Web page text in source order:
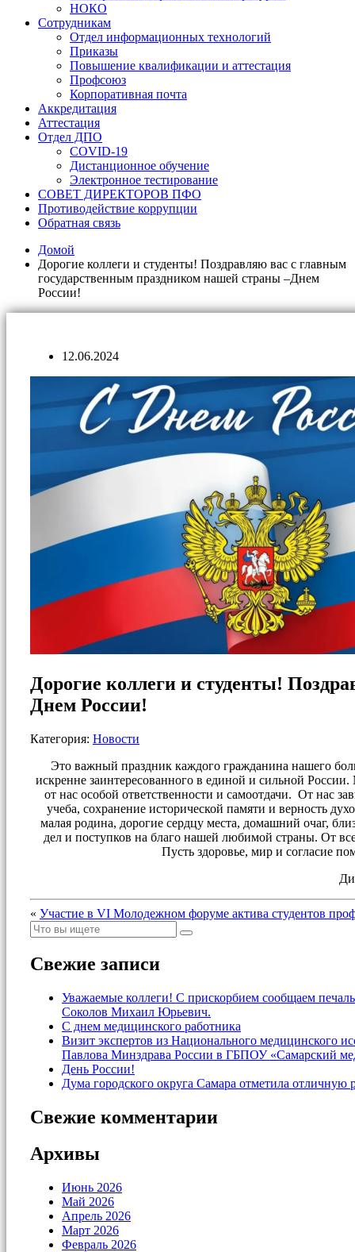
НОКО
Сотрудникам
Отдел информационных технологий
Приказы
Повышение квалификации и аттестация
Профсоюз
Корпоративная почта
Аккредитация
Аттестация
Отдел ДПО
COVID-19
Дистанционное обучение
Электронное тестирование
СОВЕТ ДИРЕКТОРОВ ПФО
Противодействие коррупции
Обратная связь
Домой
Дорогие коллеги и студенты! Поздравляю вас с главным
государственным праздником нашей страны –Днем
России!
12.06.2024
Дорогие коллеги и студенты!
Днем России!
Категория: Новости
Это важный праздник каждого гражданина нашего
искренне заинтересованного в единой и сильной
от нас особой ответственности и самоотдачи. От нас
учеба, сохранение исторической памяти и верность
малая родина, дорогие сердцу места, домашний очаг,
дел и поступков на благо нашей любимой страны. От
Пусть здоровье, мир и согласие
« Участие в VI Молодежном форуме актива студентов
Свежие записи
Уважаемые коллеги! С прискорбием сообщаем
Соколов Михаил Юрьевич.
С днем медицинского работника
Визит экспертов из Национального
Павлова Минздрава России в ГБПОУ «Самарский
День России!
Дума городского округа Самара отметила
Свежие комментарии
Архивы
Июнь 2026
Май 2026
Апрель 2026
Март 2026
Февраль 2026